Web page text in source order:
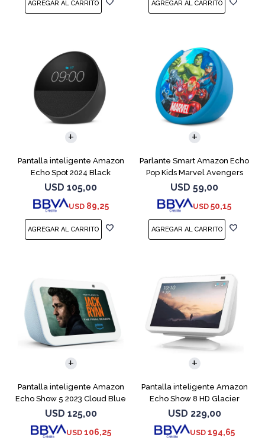
Pantalla inteligente Amazon
Echo Spot 2024 Black
USD 105,00
USD 89,25
Parlante Smart Amazon Echo
Pop Kids Marvel Avengers
USD 59,00
USD 50,15
Pantalla inteligente Amazon
Echo Show 5 2023 Cloud Blue
USD 125,00
USD 106,25
Pantalla inteligente Amazon
Echo Show 8 HD Glacier
White
USD 229,00
USD 194,65